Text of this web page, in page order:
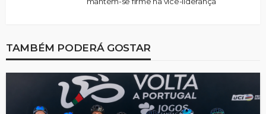
TAMBÉM PODERÁ GOSTAR